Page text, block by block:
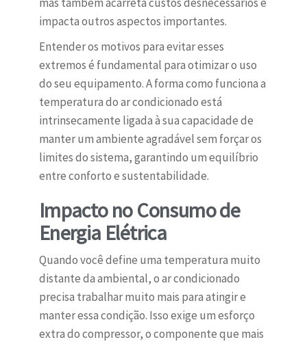
impacta outros aspectos importantes.
Entender os motivos para evitar esses
extremos é fundamental para otimizar o uso
do seu equipamento. A forma como funciona a
temperatura do ar condicionado está
intrinsecamente ligada à sua capacidade de
manter um ambiente agradável sem forçar os
limites do sistema, garantindo um equilíbrio
entre conforto e sustentabilidade.
Impacto no Consumo de
Energia Elétrica
Quando você define uma temperatura muito
distante da ambiental, o ar condicionado
precisa trabalhar muito mais para atingir e
manter essa condição. Isso exige um esforço
extra do compressor, o componente que mais